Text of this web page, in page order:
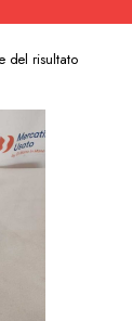
del risultato